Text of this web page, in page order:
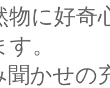
物に好
。
聞かせ